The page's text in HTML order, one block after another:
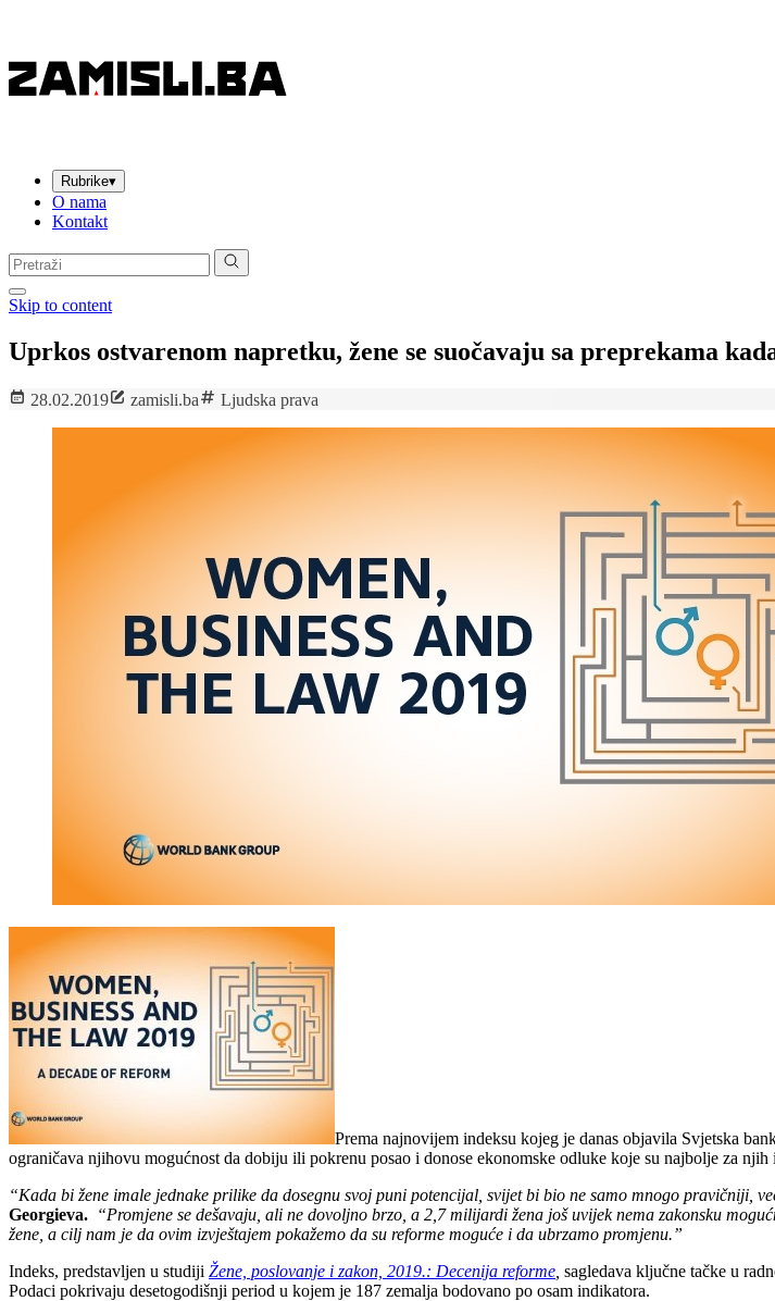
Rubrike▾
O nama
Kontakt
Pretraga:
Skip to content
Uprkos ostvarenom napretku, žene se suočavaju sa preprekama
28.02.2019 zamisli.ba Ljudska prava
Prema najnovijem indeksu kojeg je danas objavila Svjetska
ograničava njihovu mogućnost da dobiju ili pokrenu posao i donose ekonomske odluke koje su najbolje za
“Kada bi žene imale jednake prilike da dosegnu svoj puni potencijal, svijet bi bio ne samo mnogo pravičniji,
Georgieva. “Promjene se dešavaju, ali ne dovoljno brzo, a 2,7 milijardi žena još uvijek nema zakonsku
žene, a cilj nam je da ovim izvještajem pokažemo da su reforme moguće i da ubrzamo promjenu.”
Indeks, predstavljen u studiji Žene, poslovanje i zakon, 2019.: Decenija reforme sagledava ključne tačke u
Podaci pokrivaju desetogodišnji period u kojem je 187 zemalja bodovano po osam indikatora.